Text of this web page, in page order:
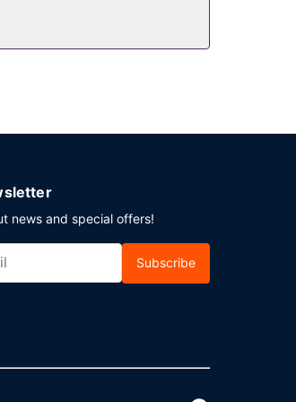
news and special offers!
Subscribe